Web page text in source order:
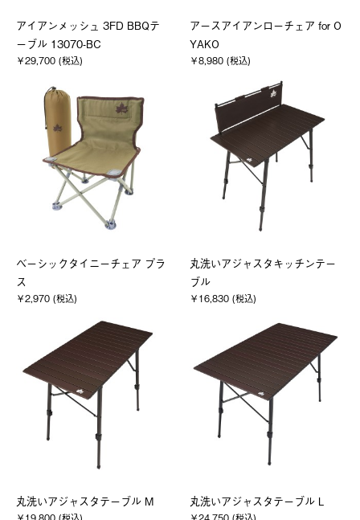
アイアンメッシュ 3FD BBQテ
ーブル 13070-BC
￥29,700 (税込)
アースアイアンローチェア for O
YAKO
￥8,980 (税込)
ベーシックタイニーチェア プラ
ス
￥2,970 (税込)
丸洗いアジャスタキッチンテー
ブル
￥16,830 (税込)
丸洗いアジャスタテーブル M 丸洗いアジャスタテーブル L